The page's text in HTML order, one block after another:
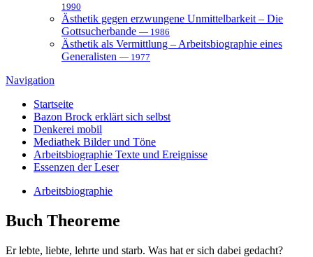
1990
Ästhetik gegen erzwungene Unmittelbarkeit – Die
Gottsucherbande — 1986
Ästhetik als Vermittlung – Arbeitsbiographie eines
Generalisten — 1977
Navigation
Startseite
Bazon Brock erklärt sich selbst
Denkerei mobil
Mediathek Bilder und Töne
Arbeitsbiographie Texte und Ereignisse
Essenzen der Leser
Arbeitsbiographie
Buch Theoreme
Er lebte, liebte, lehrte und starb. Was hat er sich dabei gedacht?